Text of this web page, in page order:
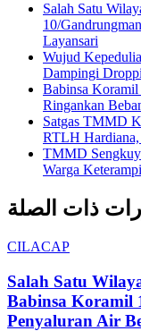
Salah Satu
10/
Layansari
Wujud
Dampingi
Babinsa Koramil
Ringankan
Satgas TMMD
RTLH
TMMD
Warga
CILACAP
Salah Satu
Babinsa Koramil
Penyaluran Air